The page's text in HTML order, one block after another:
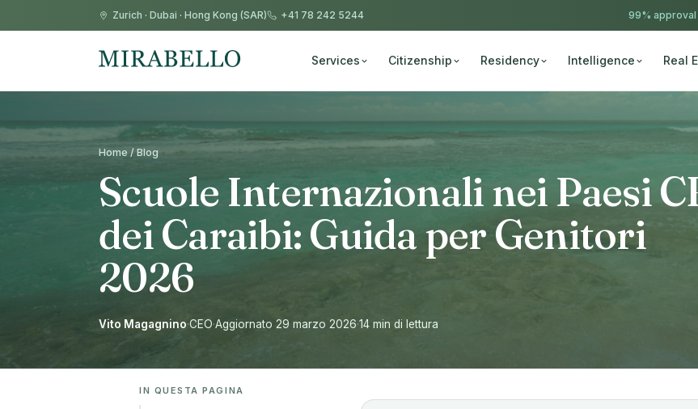
Zurich · Dubai · Hong Kong (SAR) +41 78 242 5244 99% approval
Services Citizenship Residency Intelligence Real
Home / Blog
Scuole Internazionali nei Paesi
dei Caraibi: Guida per Genitori
2026
Vito Magagnino·CEO·Aggiornato 29 marzo 2026·14 min di lettura
IN QUESTA PAGINA